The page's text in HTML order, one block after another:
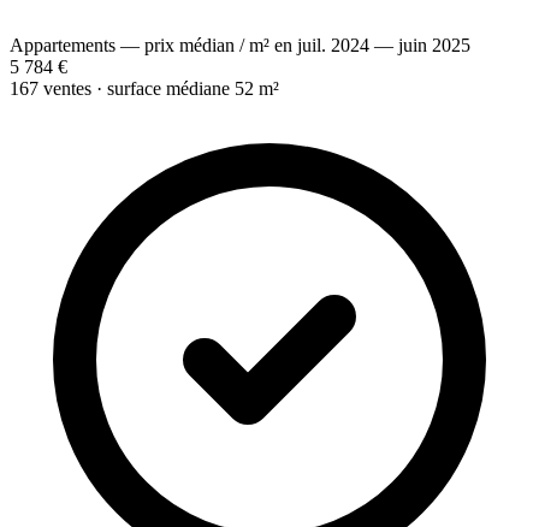
Appartements — prix médian / m² en juil. 2024 — juin 2025
5 784 €
167 ventes · surface médiane 52 m²